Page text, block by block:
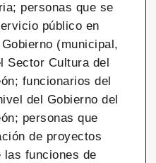
personas que se
público en
(municipal,
Sector Cultura del
funcionarios del
del Gobierno del
personas que
de proyectos
las funciones de